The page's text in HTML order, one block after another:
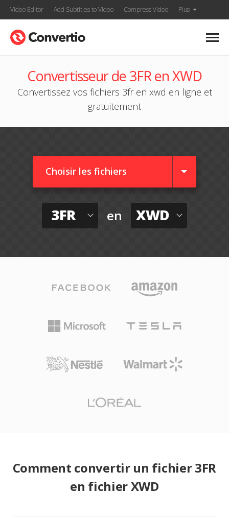
Video Editor Add Subtitles to Video Compress Video Plus
Convertisseur de 3FR en XWD
Convertissez vos fichiers 3fr en xwd en ligne et
gratuitement
Choisir les fichiers
3FR en XWD
Comment convertir un fichier 3FR
en fichier XWD